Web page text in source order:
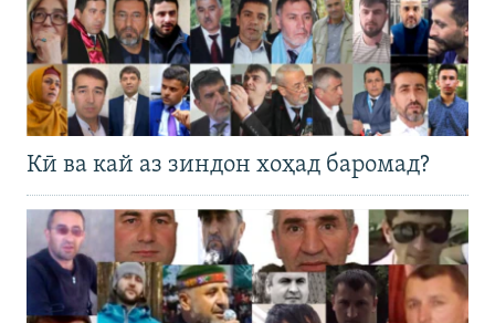
Кӣ ва кай аз зиндон хоҳад баромад?